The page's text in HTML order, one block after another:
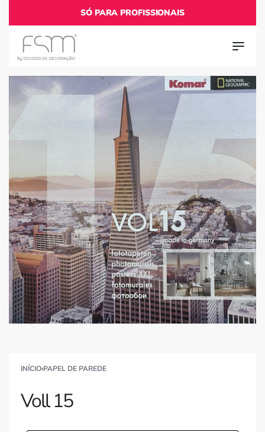
SÓ PARA PROFISSIONAIS
INÍCIO›PAPEL DE PAREDE
Voll 15